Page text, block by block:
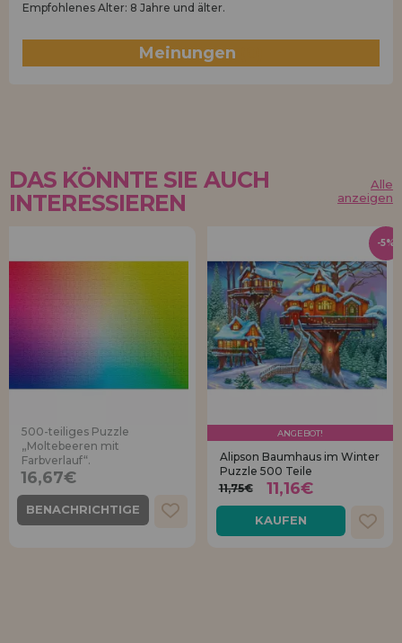
Empfohlenes Alter: 8 Jahre und älter.
Meinungen
DAS KÖNNTE SIE AUCH
INTERESSIEREN
Alle
anzeigen
500-teiliges Puzzle
„Moltebeeren mit
Farbverlauf“.
16,67€
BENACHRICHTIGE
ANGEBOT!
Alipson Baumhaus im Winter
Puzzle 500 Teile
11,75€
11,16€
KAUFEN
-5%